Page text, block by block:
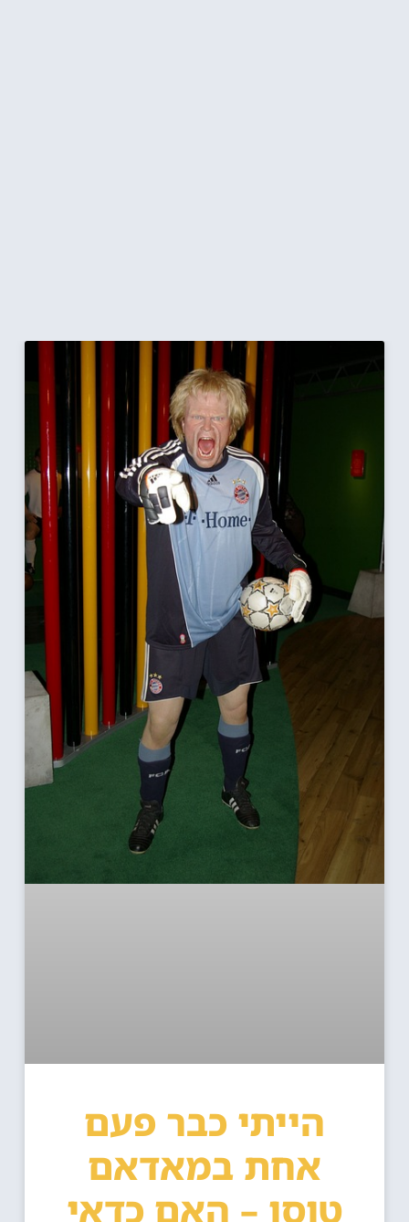
הייתי כבר פעם
אחת במאדאם
טוסו – האם כדאי